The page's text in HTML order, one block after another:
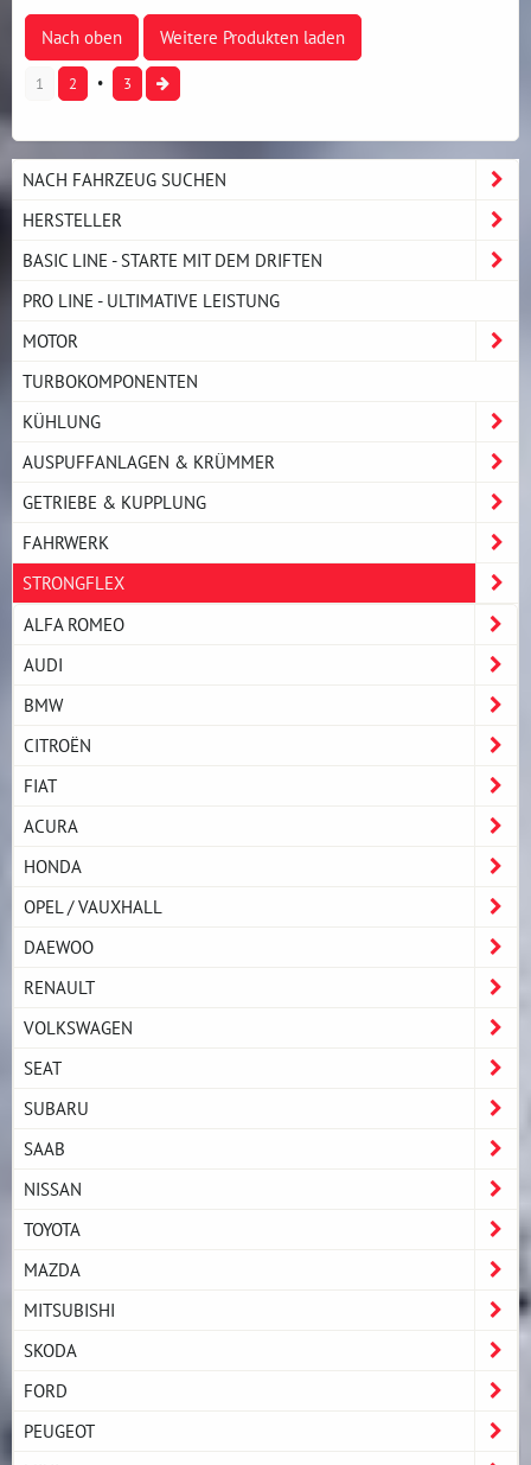
Nach oben Weitere Produkten laden
1 2 3
NACH FAHRZEUG SUCHEN
HERSTELLER
BASIC LINE - STARTE MIT DEM DRIFTEN
PRO LINE - ULTIMATIVE LEISTUNG
MOTOR
TURBOKOMPONENTEN
KÜHLUNG
AUSPUFFANLAGEN & KRÜMMER
GETRIEBE & KUPPLUNG
FAHRWERK
STRONGFLEX
ALFA ROMEO
AUDI
BMW
CITROËN
FIAT
ACURA
HONDA
OPEL / VAUXHALL
DAEWOO
RENAULT
VOLKSWAGEN
SEAT
SUBARU
SAAB
NISSAN
TOYOTA
MAZDA
MITSUBISHI
SKODA
FORD
PEUGEOT